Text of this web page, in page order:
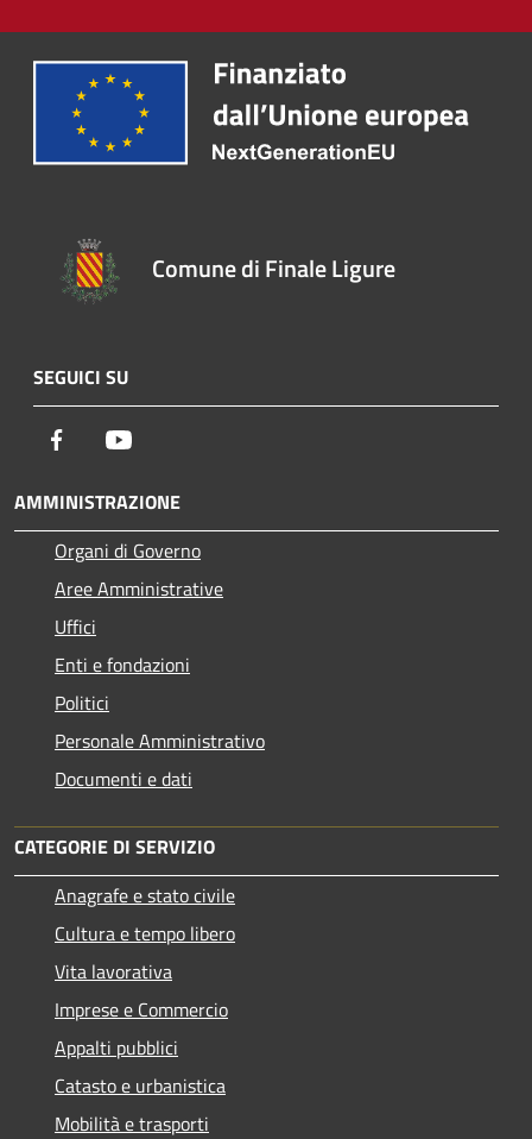
Comune di Finale Ligure
SEGUICI SU
Facebook
AMMINISTRAZIONE
Organi di Governo
Aree Amministrative
Uffici
Enti e fondazioni
Politici
Personale Amministrativo
Documenti e dati
CATEGORIE DI SERVIZIO
Anagrafe e stato civile
Cultura e tempo libero
Vita lavorativa
Imprese e Commercio
Appalti pubblici
Catasto e urbanistica
Mobilità e trasporti